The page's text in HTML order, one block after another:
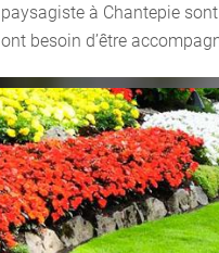
paysagiste à Chantepie
ont besoin d’être